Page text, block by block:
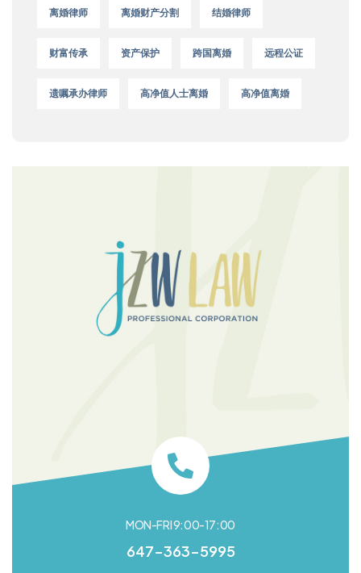
离婚律师 离婚财产分割 结婚律师
财富传承 资产保护 跨国离婚 远程公证
遗嘱承办律师 高净值人士离婚 高净值离婚
MON-FRI 9:00-17:00
647-363-5995